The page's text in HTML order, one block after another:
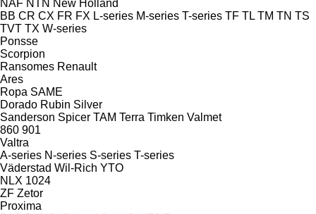
NAF NTN New Holland
BB CR CX FR FX L-series M-series T-series TF TL TM TN TS
TVT TX W-series
Ponsse
Scorpion
Ransomes Renault
Ares
Ropa SAME
Dorado Rubin Silver
Sanderson Spicer TAM Terra Timken Valmet
860 901
Valtra
A-series N-series S-series T-series
Väderstad Wil-Rich YTO
NLX 1024
ZF Zetor
Proxima